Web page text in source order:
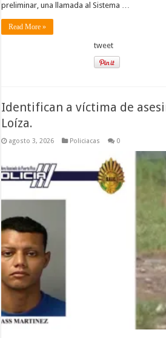
preliminar, una llamada al Sistema …
Read More »
tweet
Identifican a víctima de
Loíza.
agosto 3, 2026 Policiacas 0